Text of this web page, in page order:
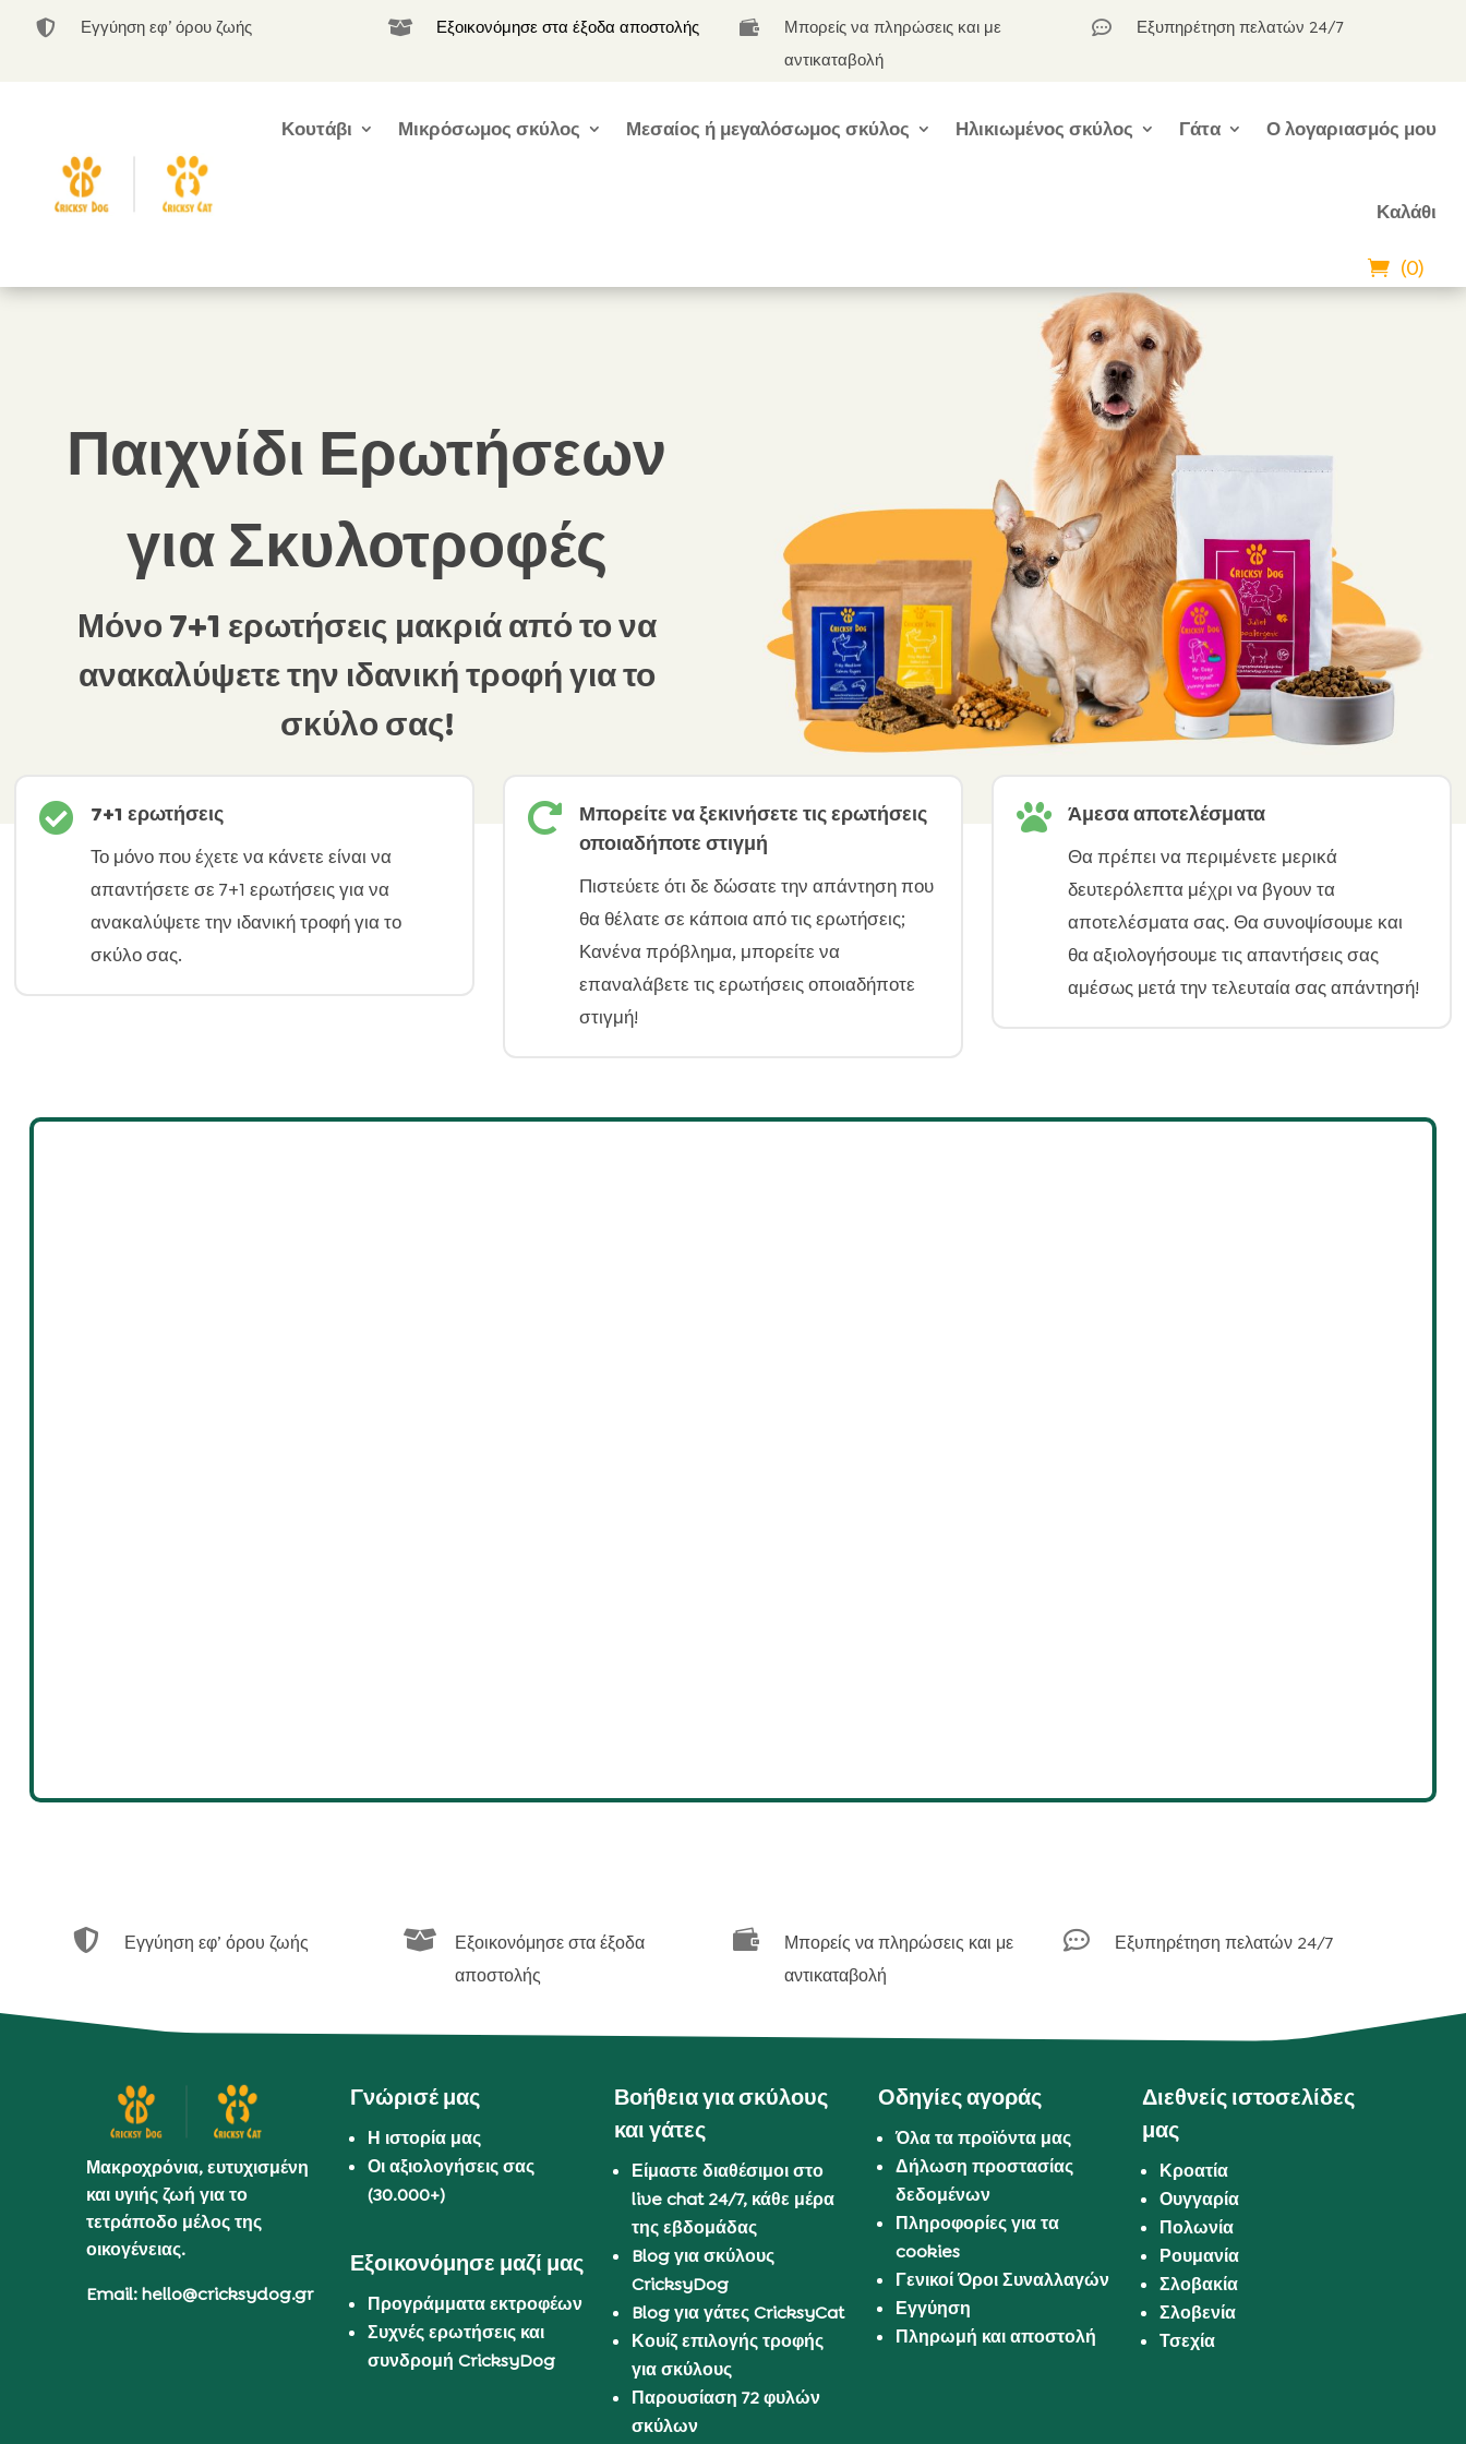
 Εγγύηση εφ’ όρου ζωής  Εξοικονόμησε στα έξοδα αποστολής 
Μπορείς να πληρώσεις και με
αντικαταβολή
 Εξυπηρέτηση πελατών 24/7
Κουτάβι Μικρόσωμος σκύλος Μεσαίος ή μεγαλόσωμος σκύλος Ηλικιωμένος σκύλος Γάτα Ο λογαριασμός μου
Καλάθι
(0)
Παιχνίδι Ερωτήσεων
για Σκυλοτροφές
Μόνο 7+1 ερωτήσεις μακριά από το να
ανακαλύψετε την ιδανική τροφή για το
σκύλο σας!
 7+1 ερωτήσεις
Το μόνο που έχετε να κάνετε είναι να
απαντήσετε σε 7+1 ερωτήσεις για να
ανακαλύψετε την ιδανική τροφή για το
σκύλο σας.

Μπορείτε να ξεκινήσετε τις ερωτήσεις
οποιαδήποτε στιγμή
Πιστεύετε ότι δε δώσατε την απάντηση που
θα θέλατε σε κάποια από τις ερωτήσεις;
Κανένα πρόβλημα, μπορείτε να
επαναλάβετε τις ερωτήσεις οποιαδήποτε
στιγμή!
 Άμεσα αποτελέσματα
Θα πρέπει να περιμένετε μερικά
δευτερόλεπτα μέχρι να βγουν τα
αποτελέσματα σας. Θα συνοψίσουμε και
θα αξιολογήσουμε τις απαντήσεις σας
αμέσως μετά την τελευταία σας απάντησή!
 Εγγύηση εφ’ όρου ζωής 
Εξοικονόμησε στα έξοδα
αποστολής

Μπορείς να πληρώσεις και με
αντικαταβολή
 Εξυπηρέτηση πελατών 24/7
Μακροχρόνια, ευτυχισμένη
και υγιής ζωή για το
τετράποδο μέλος της
οικογένειας.
Email: hello@cricksydog.gr
Γνώρισέ μας
Η ιστορία μας
Οι αξιολογήσεις σας
(30.000+)
Εξοικονόμησε μαζί μας
Προγράμματα εκτροφέων
Συχνές ερωτήσεις και
συνδρομή CricksyDog
Βοήθεια για σκύλους
και γάτες
Είμαστε διαθέσιμοι στο
live chat 24/7, κάθε μέρα
της εβδομάδας
Blog για σκύλους
CricksyDog
Blog για γάτες CricksyCat
Κουίζ επιλογής τροφής
για σκύλους
Παρουσίαση 72 φυλών
σκύλων
Οδηγίες αγοράς
Όλα τα προϊόντα μας
Δήλωση προστασίας
δεδομένων
Πληροφορίες για τα
cookies
Γενικοί Όροι Συναλλαγών
Εγγύηση
Πληρωμή και αποστολή
Διεθνείς ιστοσελίδες
μας
Κροατία
Ουγγαρία
Πολωνία
Ρουμανία
Σλοβακία
Σλοβενία
Τσεχία